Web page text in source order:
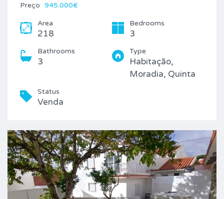
Preço 945.000€
Area
218
Bedrooms
3
Bathrooms
3
Type
Habitação,
Moradia, Quinta
Status
Venda